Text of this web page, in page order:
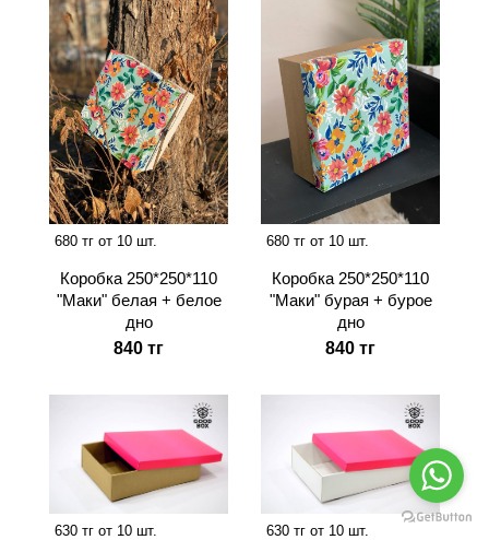
680 тг от 10 шт.
Коробка 250*250*110
"Маки" белая + белое
дно
840 тг
680 тг от 10 шт.
Коробка 250*250*110
"Маки" бурая + бурое
дно
840 тг
630 тг от 10 шт. 630 тг от 10 шт.